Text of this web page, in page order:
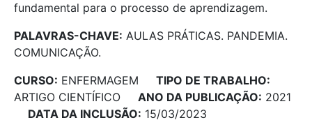
fundamental para o processo de aprendizagem.
PALAVRAS-CHAVE: AULAS PRÁTICAS. PANDEMIA.
COMUNICAÇÃO.
CURSO: ENFERMAGEM
TIPO DE TRABALHO:
ARTIGO CIENTÍFICO
ANO DA PUBLICAÇÃO: 2021
DATA DA INCLUSÃO: 15/03/2023